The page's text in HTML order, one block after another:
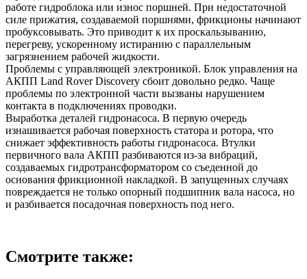
работе гидроблока или износ поршней. При недостаточной
силе прижатия, создаваемой поршнями, фрикционы начинают
пробуксовывать. Это приводит к их проскальзыванию,
перегреву, ускоренному истиранию с параллельным
загрязнением рабочей жидкости.
Проблемы с управляющей электроникой. Блок управления на
АКПП Land Rover Discovery сбоит довольно редко. Чаще
проблемы по электронной части вызваны нарушением
контакта в подключениях проводки.
Выработка деталей гидронасоса. В первую очередь
изнашивается рабочая поверхность статора и ротора, что
снижает эффективность работы гидронасоса. Втулки
первичного вала АКПП разбиваются из-за вибраций,
создаваемых гидротрансформатором со съеденной до
основания фрикционной накладкой. В запущенных случаях
повреждается не только опорный подшипник вала насоса, но
и разбивается посадочная поверхность под него.
Смотрите также: